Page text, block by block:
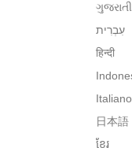
ગુજરાતી
हिन्दी
Italiano
日本語
ខ្មែរ